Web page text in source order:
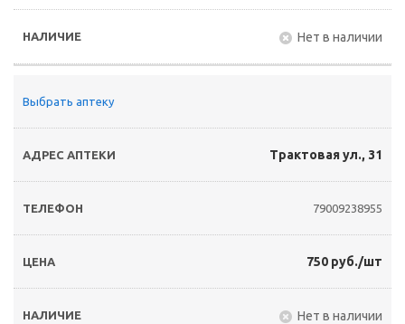
Нет в наличии
Выбрать аптеку
Трактовая ул., 31
79009238955
750 руб./шт
Нет в наличии